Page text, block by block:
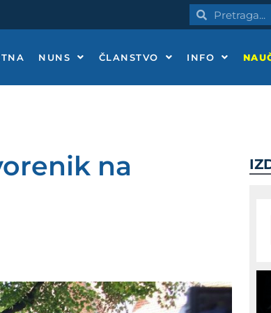
PretragaPretraga
NUNS ČLANSTVO INFO
na